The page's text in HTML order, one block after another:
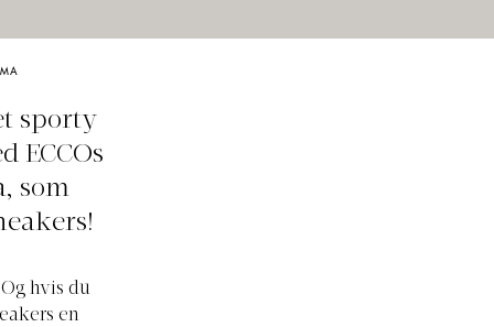
sporty
ECCOs
som
hvis du
en